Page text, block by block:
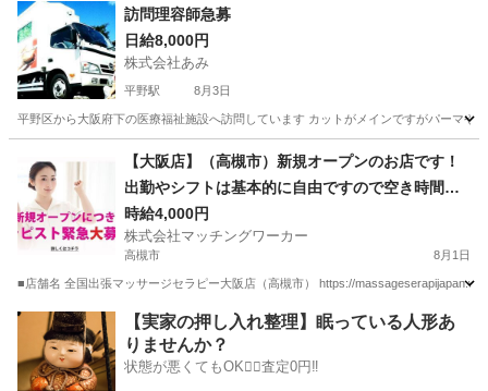
訪問理容師急募
日給8,000円
株式会社あみ
平野駅 8月3日
平野区から大阪府下の医療福祉施設へ訪問しています カットがメインですがパーマ
平野駅 美容 大阪 大阪市 平野駅
美容 mail
【大阪店】（高槻市）新規オープンのお店です！
出勤やシフトは基本的に自由ですので空き時間を
有効活用できるお仕事です。 また、店舗や事務所
に出勤する必要がありません。 お仕事道具さえ有
ればご自身の居場所からいつでもスタートできる
お仕事です。 ご自宅で待機も可能です！
時給4,000円
株式会社マッチングワーカー
高槻市 8月1日
■店舗名 全国出張マッサージセラピー大阪店（高槻市） https://
大阪 高槻市 マッサージ 大阪 マッサージ 居場所
【実家の押し入れ整理】眠っている人形あ
りませんか？
状態が悪くてもOK🙆‍♀️査定0円‼️